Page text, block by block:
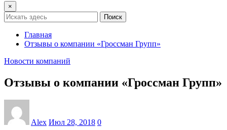
×
Поиск
Главная
Отзывы о компании «Гроссман Групп»
Новости компаний
Отзывы о компании «Гроссман Групп»
Alex Июл 28, 2018 0